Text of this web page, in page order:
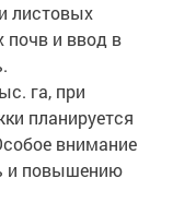
листовых
почв и ввод в
га, при
планируется
внимание
и повышению